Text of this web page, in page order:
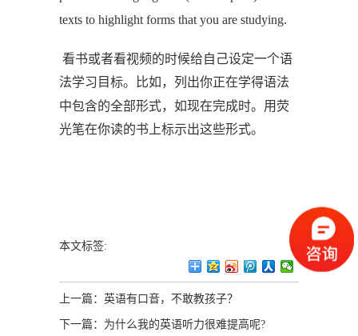
texts to highlight forms that you are studying.
看书或者看视频的时候给自己设定一个语
法学习目标。比如，列出你正在学得语法
中包含的全部形式，如现在完成时。用荧
光笔在你读的书上标示出这些形式。
本文标签:
上一篇： 英语有口音，不敢教孩子？
下一篇： 为什么我的英语听力很难提高呢?